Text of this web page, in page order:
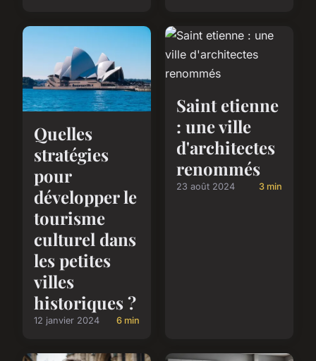
Quelles
stratégies
pour
développer le
tourisme
culturel dans
les petites
villes
historiques ?
12 janvier 2024 6 min
Saint etienne
: une ville
d'architectes
renommés
23 août 2024 3 min